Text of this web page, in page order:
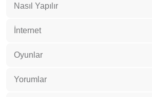
Nasıl Yapılır
İnternet
Oyunlar
Yorumlar